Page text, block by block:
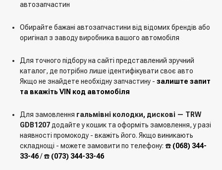
автозапчастин
Обирайте бажані автозапчастини від відомих брендів або
оригінал з заводу виробника вашого автомобіля
Для точного підбору на сайті представлений зручний
каталог, де потрібно лише ідентифікувати своє авто
Якщо не знайдете необхідну запчастину - залиште запит
та вкажіть VIN код автомобіля
Для замовлення гальмівні колодки, дискові — TRW
GDB1207 додайте у кошик та оформіть замовлення, у разі
наявності промокоду - вкажіть його. Якщо виникають
складнощі - можете замовити по телефону: ☎️ (068) 344-
33-46/ ☎️ (073) 344-33-46